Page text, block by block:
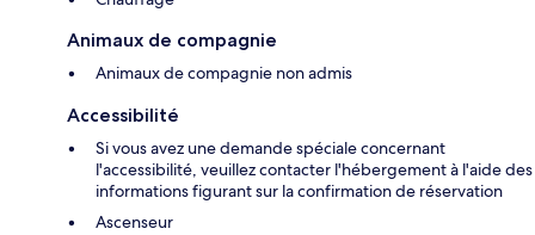
Animaux de compagnie
Animaux de compagnie non admis
Accessibilité
Si vous avez une demande spéciale concernant
l'accessibilité, veuillez contacter l'hébergement à l'aide des
informations figurant sur la confirmation de réservation
Ascenseur